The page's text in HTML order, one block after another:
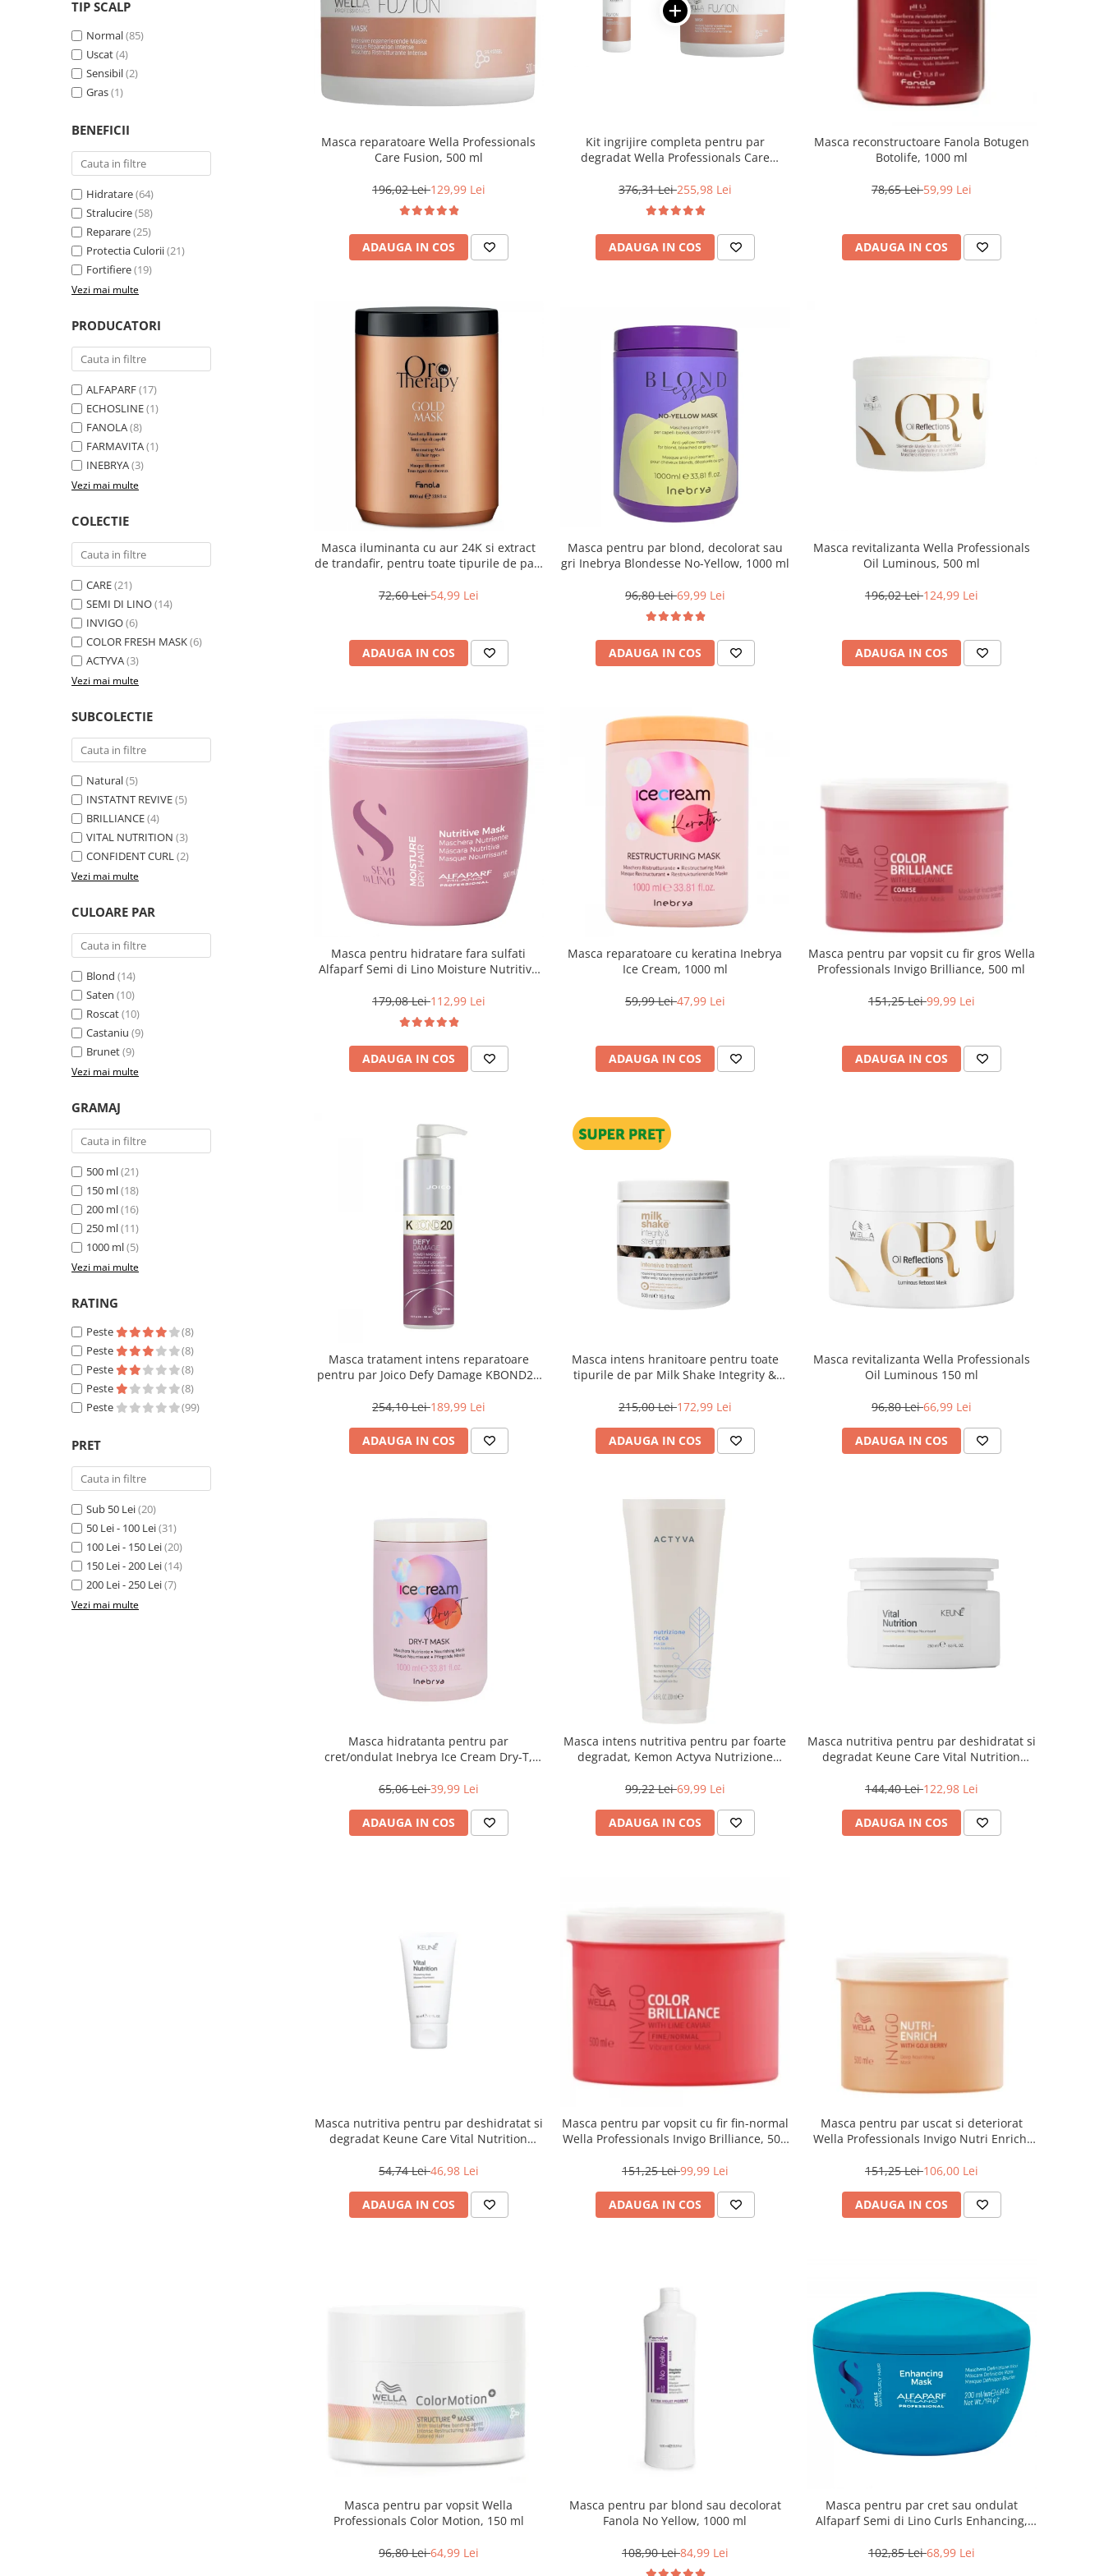
TIP SCALP
Normal(85)
Uscat(4)
Sensibil(2)
Gras(1)
BENEFICII
Hidratare(64)
Stralucire(58)
Reparare(25)
Protectia Culorii(21)
Fortifiere(19)
Vezi mai multe
PRODUCATORI
ALFAPARF(17)
ECHOSLINE(1)
FANOLA(8)
FARMAVITA(1)
INEBRYA(3)
Vezi mai multe
COLECTIE
CARE(21)
SEMI DI LINO(14)
INVIGO(6)
COLOR FRESH MASK(6)
ACTYVA(3)
Vezi mai multe
SUBCOLECTIE
Natural(5)
INSTATNT REVIVE(5)
BRILLIANCE(4)
VITAL NUTRITION (3)
CONFIDENT CURL(2)
Vezi mai multe
CULOARE PAR
Blond (14)
Saten (10)
Roscat(10)
Castaniu (9)
Brunet(9)
Vezi mai multe
GRAMAJ
500 ml(21)
150 ml(18)
200 ml(16)
250 ml(11)
1000 ml(5)
Vezi mai multe
RATING
Peste
(8)
Peste
(8)
Peste
(8)
Peste
(8)
Peste
(99)
PRET
Sub 50 Lei(20)
50 Lei - 100 Lei(31)
100 Lei - 150 Lei(20)
150 Lei - 200 Lei(14)
200 Lei - 250 Lei(7)
Vezi mai multe
Masca reparatoare Wella Professionals
Care Fusion, 500 ml
196,02 Lei129,99 Lei
ADAUGA IN COS
Kit ingrijire completa pentru par
degradat Wella Professionals Care
376,31 Lei255,98 Lei
ADAUGA IN COS
Masca reconstructoare Fanola Botugen
Botolife, 1000 ml
78,65 Lei59,99 Lei
ADAUGA IN COS
Masca iluminanta cu aur 24K si extract
de trandafir, pentru toate tipurile de par,
72,60 Lei54,99 Lei
ADAUGA IN COS
Masca pentru par blond, decolorat sau
gri Inebrya Blondesse No-Yellow, 1000 ml
96,80 Lei69,99 Lei
ADAUGA IN COS
Masca revitalizanta Wella Professionals
Oil Luminous, 500 ml
196,02 Lei124,99 Lei
ADAUGA IN COS
Masca pentru hidratare fara sulfati
Alfaparf Semi di Lino Moisture Nutritive
179,08 Lei112,99 Lei
ADAUGA IN COS
Masca reparatoare cu keratina Inebrya
Ice Cream, 1000 ml
59,99 Lei47,99 Lei
ADAUGA IN COS
Masca pentru par vopsit cu fir gros Wella
Professionals Invigo Brilliance, 500 ml
151,25 Lei99,99 Lei
ADAUGA IN COS
Masca tratament intens reparatoare
pentru par Joico Defy Damage KBOND20
254,10 Lei189,99 Lei
ADAUGA IN COS
Masca intens hranitoare pentru toate
tipurile de par Milk Shake Integrity &
215,00 Lei172,99 Lei
ADAUGA IN COS
Masca revitalizanta Wella Professionals
Oil Luminous 150 ml
96,80 Lei66,99 Lei
ADAUGA IN COS
Masca hidratanta pentru par
cret/ondulat Inebrya Ice Cream Dry-T,
65,06 Lei39,99 Lei
ADAUGA IN COS
Masca intens nutritiva pentru par foarte
degradat, Kemon Actyva Nutrizione
99,22 Lei69,99 Lei
ADAUGA IN COS
Masca nutritiva pentru par deshidratat si
degradat Keune Care Vital Nutrition
144,40 Lei122,98 Lei
ADAUGA IN COS
Masca nutritiva pentru par deshidratat si
degradat Keune Care Vital Nutrition
54,74 Lei46,98 Lei
ADAUGA IN COS
Masca pentru par vopsit cu fir fin-normal
Wella Professionals Invigo Brilliance, 500
151,25 Lei99,99 Lei
ADAUGA IN COS
Masca pentru par uscat si deteriorat
Wella Professionals Invigo Nutri Enrich,
151,25 Lei106,00 Lei
ADAUGA IN COS
Masca pentru par vopsit Wella
Professionals Color Motion, 150 ml
96,80 Lei64,99 Lei
Masca pentru par blond sau decolorat
Fanola No Yellow, 1000 ml
108,90 Lei84,99 Lei
Masca pentru par cret sau ondulat
Alfaparf Semi di Lino Curls Enhancing,
102,85 Lei68,99 Lei